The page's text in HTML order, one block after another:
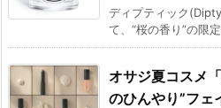
ディプティック
て、“桜の香り”の限
オサジ夏コスメ
のひんやり”フェ